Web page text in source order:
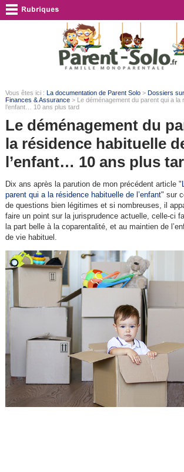
Vous êtes ici : La documentation de Parent Solo> Dossiers
Finances & Assurance> Le déménagement du parent qui a la
l’enfant… 10 ans plus tard
Le déménagement du
la résidence habituelle
l’enfant… 10 ans plus
Dix ans après la parution de mon précédent article "
parent qui a la résidence habituelle de l’enfant" sur
de questions bien légitimes et si nombreuses, il
faire un point sur la jurisprudence actuelle, celle-ci
la part belle à la coparentalité, et au maintien de
de vie habituel.